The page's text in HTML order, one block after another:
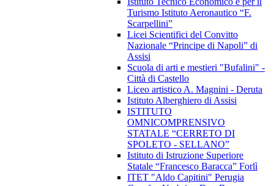
Turismo Istituto Aeronautico “F.
Scarpellini”
Licei Scientifici del Convitto
Nazionale “Principe di Napoli” di
Assisi
Scuola di arti e mestieri "Bufalini" -
Città di Castello
Liceo artistico A. Magnini - Deruta
Istituto Alberghiero di Assisi
ISTITUTO
OMNICOMPRENSIVO
STATALE “CERRETO DI
SPOLETO - SELLANO”
Istituto di Istruzione Superiore
Statale “Francesco Baracca” Forlì
ITET "Aldo Capitini" Perugia